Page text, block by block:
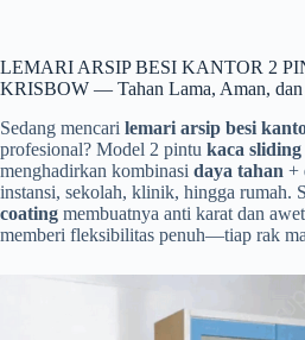
LEMARI ARSIP BESI KANTOR 2
KRISBOW — Tahan Lama, Aman, dan
Sedang mencari lemari arsip besi
profesional? Model 2 pintu kaca sliding
menghadirkan kombinasi daya tahan +
instansi, sekolah, klinik, hingga rumah.
coating membuatnya anti karat dan
memberi fleksibilitas penuh—tiap rak